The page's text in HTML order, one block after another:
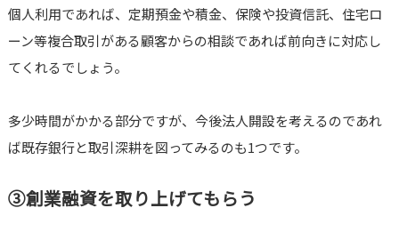
個人利用であれば、定期預金や積金、保険や投資信託、住宅ロ
ーン等複合取引がある顧客からの相談であれば前向きに対応し
てくれるでしょう。
多少時間がかかる部分ですが、今後法人開設を考えるのであれ
ば既存銀行と取引深耕を図ってみるのも1つです。
③創業融資を取り上げてもらう